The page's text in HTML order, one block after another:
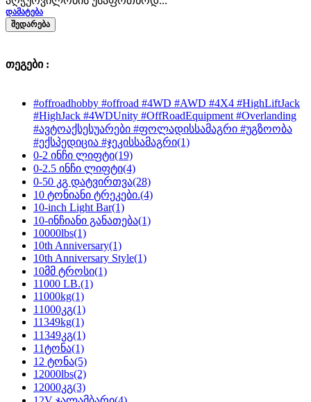
ᲓᲐᲛᲐᲢᲔᲑᲐ
ᲨᲔᲓᲐᲠᲔᲑᲐ
თეგები :
#offroadhobby #offroad #4WD #AWD #4X4 #HighLiftJack
#HighJack #4WDUnity #OffRoadEquipment #Overlanding
#ავტოაქსესუარები #ფოლადისსამაგრი #უგზოობა
#ექსპედიცია #ჯეკისსამაგრი(1)
0-2 ინჩი ლიფტი(19)
0-2.5 ინჩი ლიფტი(4)
0-50 კგ დატვირთვა(28)
10 ტონიანი ტრეკები.(4)
10-inch Light Bar(1)
10-ინჩიანი განათება(1)
10000lbs(1)
10th Anniversary(1)
10th Anniversary Style(1)
10მმ ტროსი(1)
11000 LB.(1)
11000kg(1)
11000კგ(1)
11349kg(1)
11349კგ(1)
11ტონა(1)
12 ტონა(5)
12000lbs(2)
12000კგ(3)